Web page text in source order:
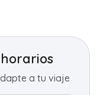
a tu viaje